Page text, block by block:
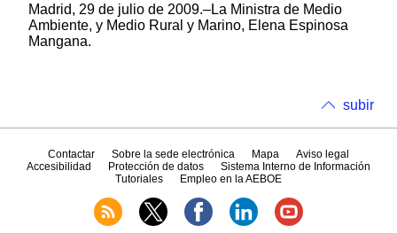
Madrid, 29 de julio de 2009.–La Ministra de Medio
Ambiente, y Medio Rural y Marino, Elena Espinosa
Mangana.
subir
Contactar Sobre la sede electrónica Mapa
Aviso legal
Accesibilidad
Protección de datos
Sistema Interno de Información
Tutoriales
Empleo en la AEBOE